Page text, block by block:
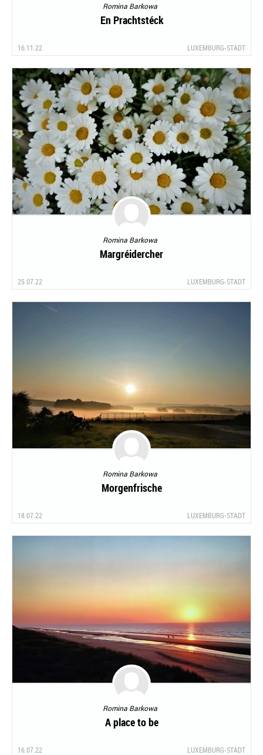
Romina Barkowa
En Prachtstéck
16.11.22 LUXEMBURG-STADT
Romina Barkowa
Margréidercher
25.07.22 LUXEMBURG-STADT
Romina Barkowa
Morgenfrische
18.07.22 LUXEMBURG-STADT
Romina Barkowa
A place to be
16.07.22 LUXEMBURG-STADT